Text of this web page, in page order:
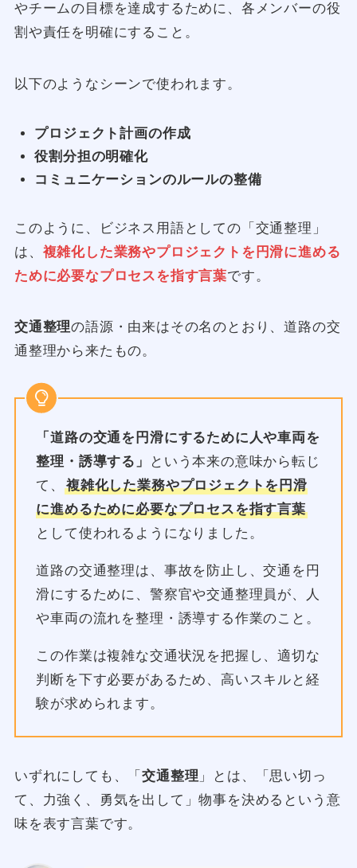
やチームの目標を達成するために、各メンバーの役
割や責任を明確にすること。
以下のようなシーンで使われます。
プロジェクト計画の作成
役割分担の明確化
コミュニケーションのルールの整備
このように、ビジネス用語としての「交通整理」
は、 複雑化した業務やプロジェクトを円滑に進める
ために必要なプロセスを指す言葉です。
交通整理の語源・由来はその名のとおり、道路の交
通整理から来たもの。
「道路の交通を円滑にするために人や車両を
整理・誘導する」
という本来の意味から転じ
て、複雑化した業務やプロジェクトを円滑
に進めるために必要なプロセスを指す言葉
として使われるようになりました。
道路の交通整理は、事故を防止し、交通を円
滑にするために、警察官や交通整理員が、人
や車両の流れを整理・誘導する作業のこと。
この作業は複雑な交通状況を把握し、適切な
判断を下す必要があるため、高いスキルと経
験が求められます。
いずれにしても、「交通整理 」とは、「思い切っ
て、力強く、勇気を出して」物事を決めるという意
味を表す言葉です。